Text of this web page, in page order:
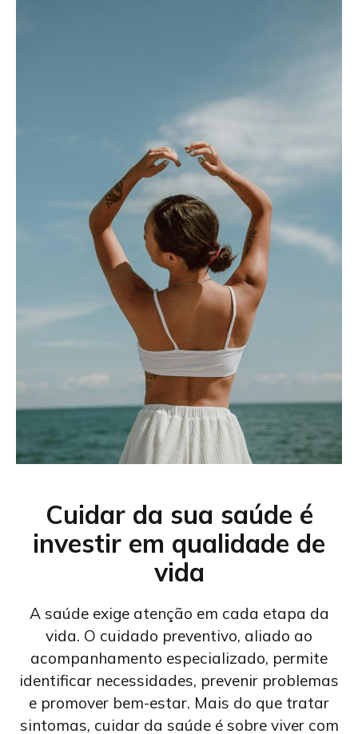
Cuidar da sua saúde é
investir em qualidade de
vida
A saúde exige atenção em cada etapa da
vida. O cuidado preventivo, aliado ao
acompanhamento especializado, permite
identificar necessidades, prevenir problemas
e promover bem-estar. Mais do que tratar
sintomas, cuidar da saúde é sobre viver com